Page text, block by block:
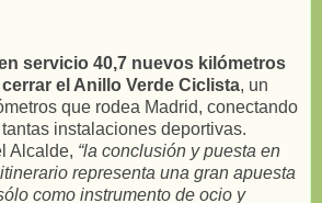
servicio 40,7 nuevos kilómetros
el Anillo Verde Ciclista, un
que rodea Madrid, conectando
instalaciones deportivas.
Alcalde, “la conclusión y puesta en
representa una gran apuesta
como instrumento de ocio y